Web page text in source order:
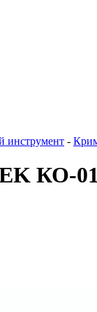
инструмент -
КО-